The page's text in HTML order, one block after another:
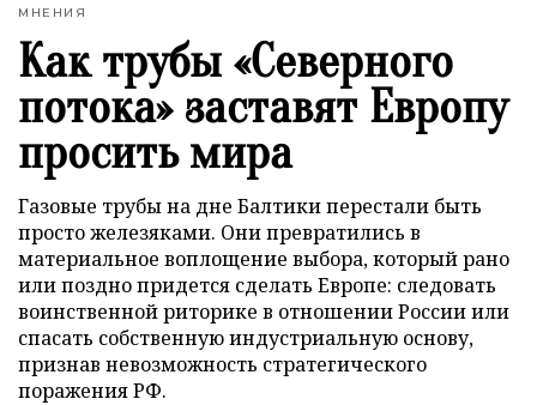
МНЕНИЯ
Как трубы «Северного
потока» заставят Европу
просить мира
Газовые трубы на дне Балтики перестали быть
просто железяками. Они превратились в
материальное воплощение выбора, который рано
или поздно придется сделать Европе: следовать
воинственной риторике в отношении России или
спасать собственную индустриальную основу,
признав невозможность стратегического
поражения РФ.